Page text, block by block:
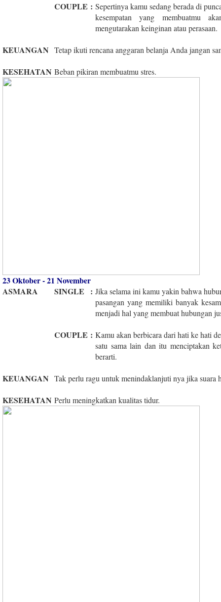
COUPLE : Sepertinya kamu sedang berada di
kesempatan yang membuatmu
mengutarakan keinginan atau perasaan.
KEUANGAN Tetap ikuti rencana anggaran belanja Anda jangan
KESEHATAN Beban pikiran membuatmu stres.
23 Oktober - 21 November
ASMARA
SINGLE : Jika selama ini kamu yakin bahwa
pasangan yang memiliki banyak
menjadi hal yang membuat hubungan
COUPLE : Kamu akan berbicara dari hati ke hati
satu sama lain dan itu menciptakan
berarti.
KEUANGAN Tak perlu ragu untuk menindaklanjuti nya jika suara
KESEHATAN Perlu meningkatkan kualitas tidur.